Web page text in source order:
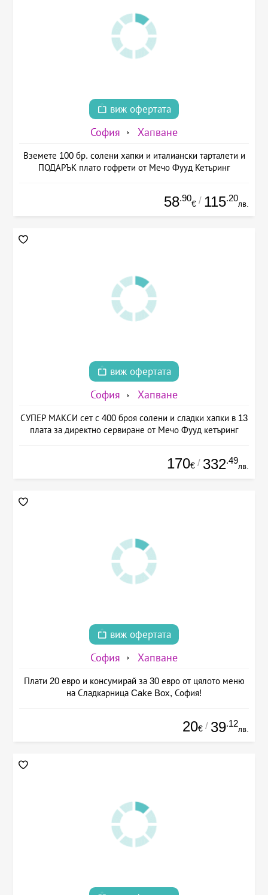
виж офертата
София Хапване
Вземете 100 бр. солени хапки и италиански тарталети и
ПОДАРЪК плато гофрети от Мечо Фууд Кетъринг
58.90
€ / 115.20
лв.
виж офертата
София Хапване
СУПЕР МАКСИ сет с 400 броя солени и сладки хапки в 13
плата за директно сервиране от Мечо Фууд кетъринг
170€ / 332.49
лв.
виж офертата
София Хапване
Плати 20 евро и консумирай за 30 евро от цялото меню
на Сладкарница Cake Box, София!
20€ / 39.12
лв.